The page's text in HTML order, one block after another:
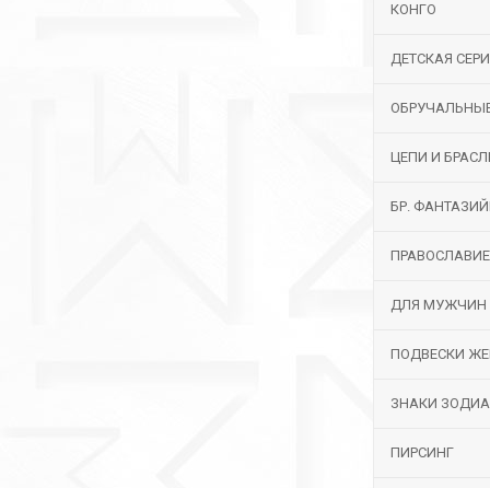
КОНГО
ДЕТСКАЯ
ЦЕПИ И
БР.
ПРАВОСЛАВИЕ
ДЛЯ МУЖЧИН
ПОДВЕСКИ
ЗНАКИ
ПИРСИНГ